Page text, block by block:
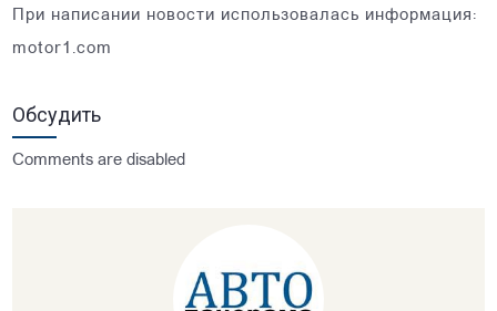
При написании новости использовалась информация:
motor1.com
Обсудить
Comments are disabled